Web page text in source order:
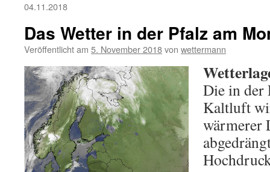
04.11.2018
Das Wetter in der Pfalz am
Veröffentlicht am 5. November 2018von wettermann
Die in der
Kaltluft
wärmerer